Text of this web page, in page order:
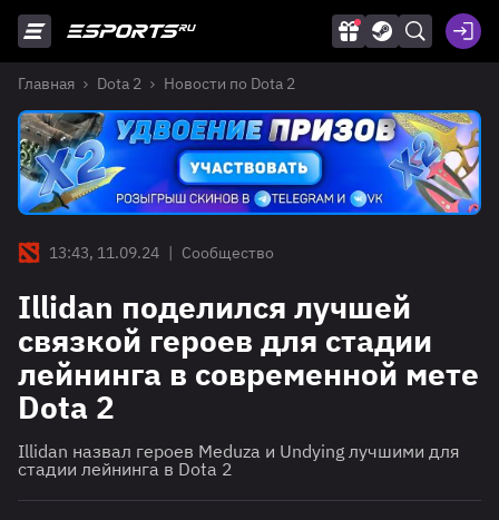
Главная Dota 2 Новости по Dota 2
13:43, 11.09.24 | Сообщество
Illidan поделился лучшей
связкой героев для стадии
лейнинга в современной мете
Dota 2
Illidan назвал героев Meduza и Undying лучшими для
стадии лейнинга в Dota 2